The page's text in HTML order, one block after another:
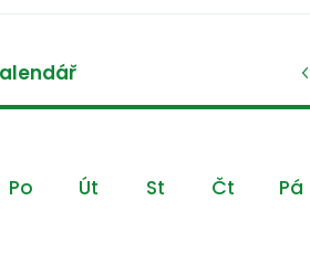
Po Út St Čt Pá